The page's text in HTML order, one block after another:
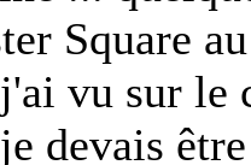
Square
vu sur le
devais